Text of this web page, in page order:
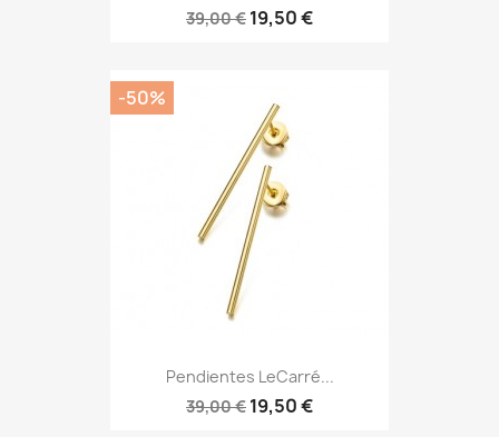
39,00 € 19,50 €
Pendientes LeCarré...
39,00 € 19,50 €
-50%